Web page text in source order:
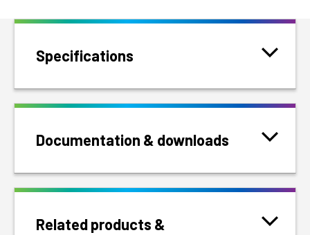
Specifications
Documentation & downloads
Related products &